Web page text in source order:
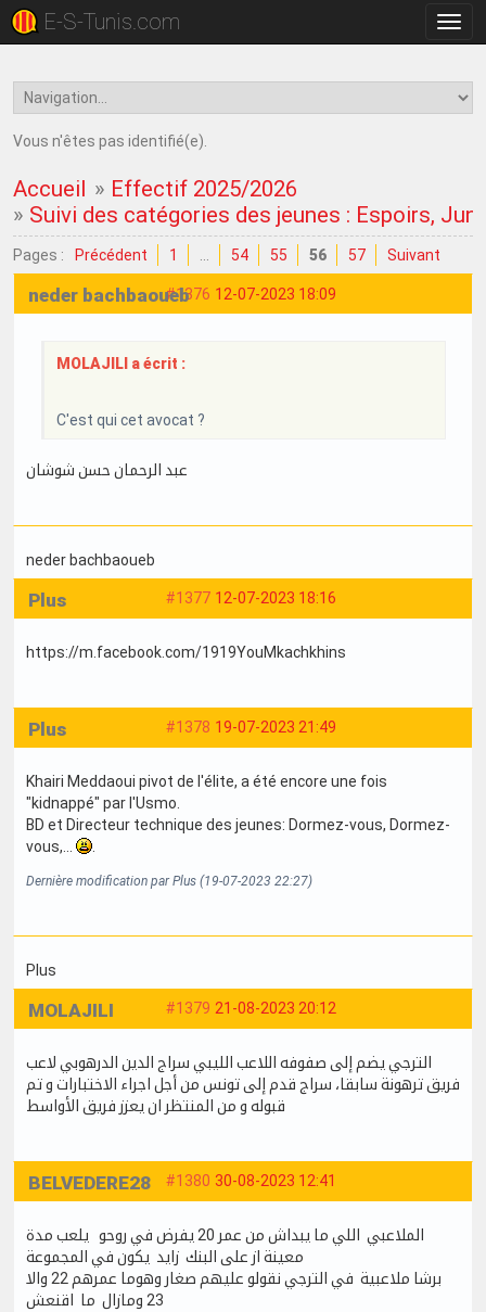
la
E-S-Tunis.com
Vous n'êtes pas identifié(e).
Accueil » Effectif 2025/2026
» Suivi des catégories des jeunes : Espoirs,
Pages : Précédent 1 54 55 56 57 Suivant
#1376 12-07-2023 18:09
neder bachbaoueb
MOLAJILI a écrit :
C'est qui cet avocat ?
عبد الرحمان حسن شوشان
neder bachbaoueb
#1377 12-07-2023 18:16
Plus
https://m.facebook.com/1919YouMkachkhins
#1378 19-07-2023 21:49
Plus
Khairi Meddaoui pivot de l'élite, a été encore une fois
"kidnappé" par l'Usmo.
BD et Directeur technique des jeunes: Dormez-vous, Dormez-
vous,...
Dernière modification par Plus (19-07-2023 22:27)
Plus
#1379 21-08-2023 20:12
MOLAJILI
الترجي يضم إلى صفوفه اللاعب الليبي سراج الدين الدرهوبي لاعب
فريق ترهونة سابقا، سراج قدم إلى تونس من أجل اجراء الاختبارات و تم
قبوله و من المنتظر ان يعزز فريق الأواسط
#1380 30-08-2023 12:41
BELVEDERE28
الملاعبي اللي ما يبداش من عمر 20 يفرض في روحو يلعب مدة
معينة از على البنك زايد يكون في المجموعة
برشا ملاعبية في الترجي نقولو عليهم صغار وهوما عمرهم 22 والا